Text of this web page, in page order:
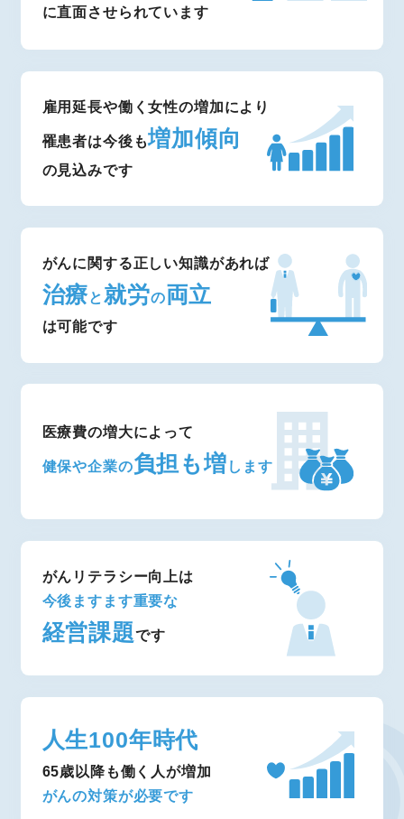
に直面させられています
雇用延長や働く女性の増加により
罹患者は今後も増加傾向
の見込みです
がんに関する正しい知識があれば
治療と就労の両立
は可能です
医療費の増大によって
健保や企業の負担も増 します
がんリテラシー向上は
今後ますます重要な
経営課題です
人生100年時代
65歳以降も働く人が増加
がんの対策が必要です